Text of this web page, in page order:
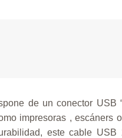
de un conector USB
impresoras , escáners
este cable